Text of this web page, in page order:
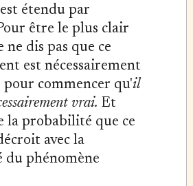
étendu par
être le plus clair
ne dis pas que ce
est nécessairement
pour commencer qu'il
vrai. Et
la probabilité que ce
avec la
du phénomène